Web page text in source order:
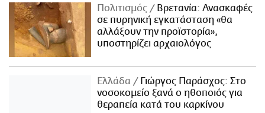
Πολιτισμός
Βρετανία: Ανασκαφές
σε πυρηνική εγκατάσταση «θα
αλλάξουν την προϊστορία»,
υποστηρίζει αρχαιολόγος
Ελλάδα
Γιώργος Παράσχος: Στο
νοσοκομείο ξανά ο ηθοποιός για
θεραπεία κατά του καρκίνου